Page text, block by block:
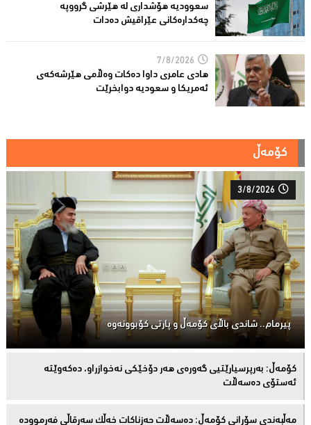
سعوودیە هۆشداری لە هێرشی گرووپە
چەكدارەكانی عێراقیش دەدات
7/8/2026
هادی عامری داوا دەكات وەڵامی هێرشەكەی
ئەمریكا و سعودیە دوابخرێت
کۆمەڵ
3/8/2026
پیرمام.. شاندی باڵای كۆمه‌ڵ و پارتی كۆبوونه‌وه‌
كۆمەڵ: بەرپرسیارێتیی گەورەی هەر دۆخێکی نەخوازراو، دەكەوێتە
ئەستۆی دەسەڵات
مەڵبەندى سۆرانى کۆمەڵ: دەسەڵات حەزناکات خەڵک سەرقاڵى فەرموودە